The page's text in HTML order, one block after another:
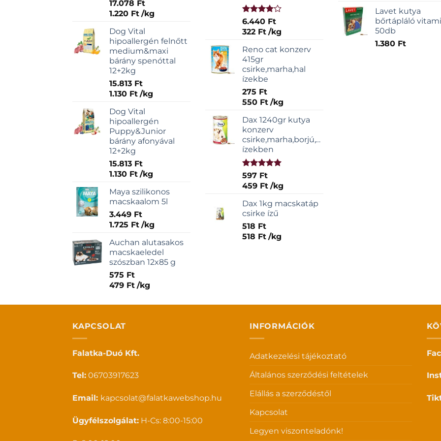
17.078 Ft
1.220 Ft /kg
Dog Vital
hipoallergén felnőtt
medium&maxi
bárány spenóttal
12+2kg
15.813 Ft
1.130 Ft /kg
Dog Vital
hipoallergén
Puppy&Junior
bárány afonyával
12+2kg
15.813 Ft
1.130 Ft /kg
Maya szilikonos
macskaalom 5l
3.449 Ft
1.725 Ft /kg
Auchan alutasakos
macskaeledel
szószban 12x85 g
575 Ft
479 Ft /kg
Értékelés:
4.00 / 5
6.440 Ft
322 Ft /kg
Reno cat konzerv
415gr
csirke,marha,hal
ízekbe
275 Ft
550 Ft /kg
Dax 1240gr kutya
konzerv
csirke,marha,borjú,vadas
ízekben
Értékelés:
5.00/ 5
597 Ft
459 Ft /kg
Dax 1kg macskatáp
csirke ízű
518 Ft
518 Ft /kg
Lavet kutya
bőrtápláló
50db
1.380 Ft
KAPCSOLAT
Falatka-Duó Kft.
Tel: 06703917623
Email: kapcsolat@falatkawebshop.hu
Ügyfélszolgálat: H-Cs: 8:00-15:00
INFORMÁCIÓK
Adatkezelési tájékoztató
Általános szerződési feltételek
Elállás a szerződéstől
Kapcsolat
Legyen viszonteladónk!